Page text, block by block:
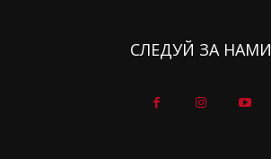
СЛЕДУЙ ЗА НАМИ